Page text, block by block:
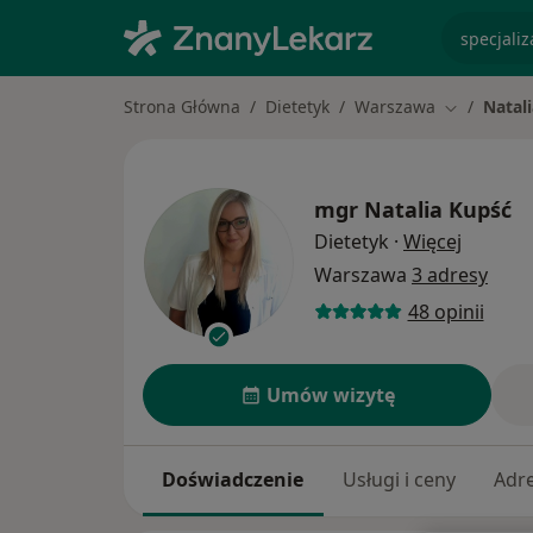
Strona Główna Dietetyk Warszawa Zmień
mgr Natalia Kupść
Dietetyk · Więcej
Warszawa 3 adresy
48 opinii
Umów wizytę
Doświadczenie Usługi i ceny